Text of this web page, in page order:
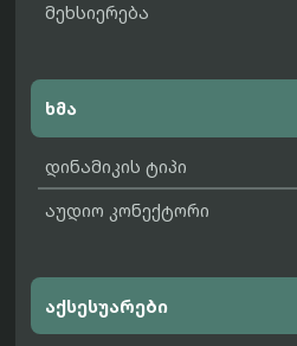
მეხსიერება
ხმა
დინამიკის ტიპი
აუდიო კონექტორი
აქსესუარები